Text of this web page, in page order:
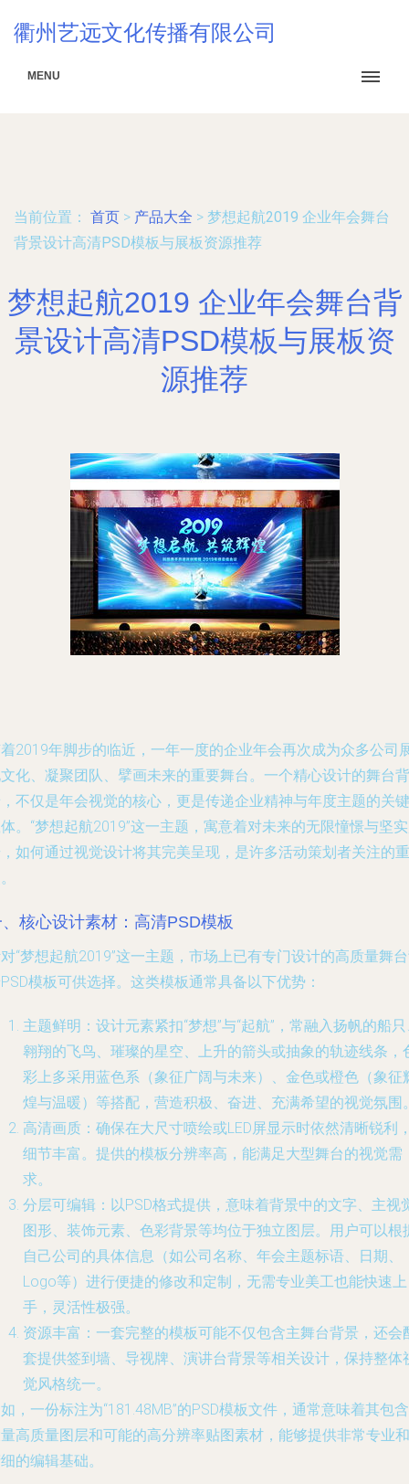
衢州艺远文化传播有限公司
MENU
当前位置： 首页 > 产品大全 > 梦想起航2019 企业年会舞台
背景设计高清PSD模板与展板资源推荐
梦想起航2019 企业年会舞台背
景设计高清PSD模板与展板资
源推荐
2019年脚步的临近，一年一度的企业年会再次成为众多公司
化、凝聚团队、擘画未来的重要舞台。一个精心设计的舞台背
不仅是年会视觉的核心，更是传递企业精神与年度主题的关键
。“梦想起航2019”这一主题，寓意着对未来的无限憧憬与坚
如何通过视觉设计将其完美呈现，是许多活动策划者关注的重
核心设计素材：高清PSD模板
“梦想起航2019”这一主题，市场上已有专门设计的高质量舞
模板可供选择。这类模板通常具备以下优势：
主题鲜明 ：设计元素紧扣“梦想”与“起航”，常融入扬帆的船
翱翔的飞鸟、璀璨的星空、上升的箭头或抽象的轨迹线条，
彩上多采用蓝色系（象征广阔与未来）、金色或橙色（象征
煌与温暖）等搭配，营造积极、奋进、充满希望的视觉氛围
高清画质 ：确保在大尺寸喷绘或LED屏显示时依然清晰锐利
细节丰富。提供的模板分辨率高，能满足大型舞台的视觉需
求。
分层可编辑 ：以PSD格式提供，意味着背景中的文字、主视
图形、装饰元素、色彩背景等均位于独立图层。用户可以根
自己公司的具体信息（如公司名称、年会主题标语、日期、
Logo等）进行便捷的修改和定制，无需专业美工也能快速上
手，灵活性极强。
资源丰富 ：一套完整的模板可能不仅包含主舞台背景，还会
套提供签到墙、导视牌、演讲台背景等相关设计，保持整体
觉风格统一。
，一份标注为“181.48MB”的PSD模板文件，通常意味着其包含
高质量图层和可能的高分辨率贴图素材，能够提供非常专业和
的编辑基础。